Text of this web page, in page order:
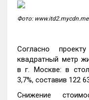
Фото: www.itd2.mycdn.me
Согласно
квадратный метр
в г. Москве: в
3,7%, составив 122
Снижение